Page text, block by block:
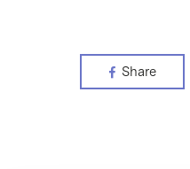
Share